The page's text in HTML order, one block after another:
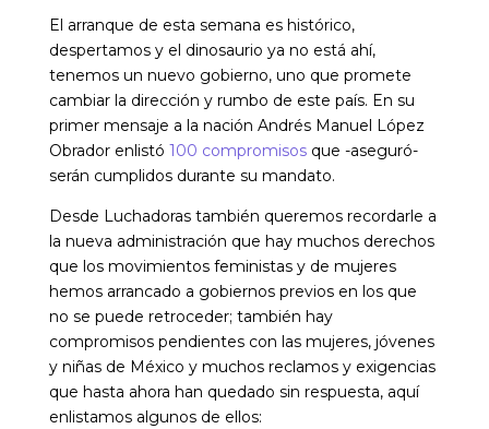
El arranque de esta semana es histórico,
despertamos y el dinosaurio ya no está ahí,
tenemos un nuevo gobierno, uno que promete
cambiar la dirección y rumbo de este país. En su
primer mensaje a la nación Andrés Manuel López
Obrador enlistó 100 compromisosque -aseguró-
serán cumplidos durante su mandato.
Desde Luchadoras también queremos recordarle a
la nueva administración que hay muchos derechos
que los movimientos feministas y de mujeres
hemos arrancado a gobiernos previos en los que
no se puede retroceder; también hay
compromisos pendientes con las mujeres, jóvenes
y niñas de México y muchos reclamos y exigencias
que hasta ahora han quedado sin respuesta, aquí
enlistamos algunos de ellos: